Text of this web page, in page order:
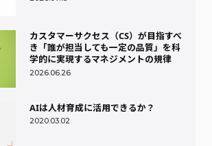
2026.06.26
カスタマーサクセス（CS）が目指すべ
き「誰が担当しても一定の品質」を科
学的に実現するマネジメントの規律
2020.03.02
AIは人材育成に活用できるか？